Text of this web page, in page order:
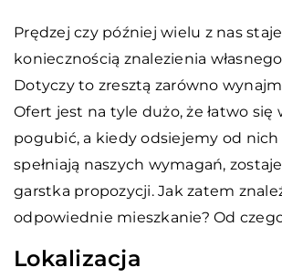
Prędzej czy później wielu z nas
koniecznością znalezienia
Dotyczy to zresztą zarówno
Ofert jest na tyle dużo, że łatwo się
pogubić, a kiedy odsiejemy od
spełniają naszych wymagań,
garstka propozycji. Jak zatem
odpowiednie mieszkanie? Od
Lokalizacja